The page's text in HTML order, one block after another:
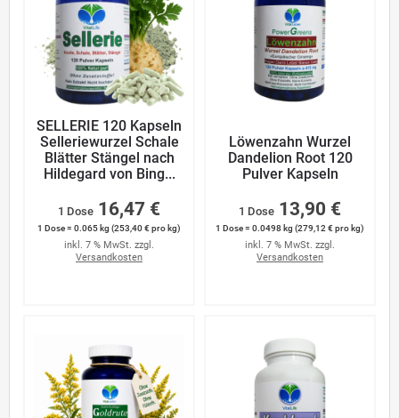
SELLERIE 120 Kapseln
Selleriewurzel Schale
Blätter Stängel nach
Hildegard von Bing...
1 Dose 16,47 €
1 Dose = 0.065 kg (253,40 € pro kg)
inkl. 7 % MwSt. zzgl.
Versandkosten
Löwenzahn Wurzel
Dandelion Root 120
Pulver Kapseln
1 Dose 13,90 €
1 Dose = 0.0498 kg (279,12 € pro kg)
inkl. 7 % MwSt. zzgl.
Versandkosten